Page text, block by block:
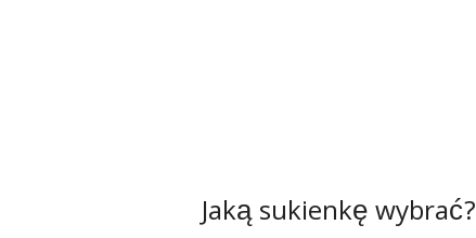
Jaką sukienkę wybrać?